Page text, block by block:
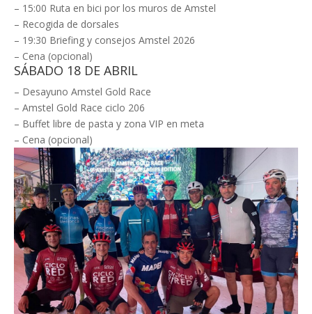
– 15:00 Ruta en bici por los muros de Amstel
– Recogida de dorsales
– 19:30 Briefing y consejos Amstel 2026
– Cena (opcional)
SÁBADO 18 DE ABRIL
– Desayuno Amstel Gold Race
– Amstel Gold Race ciclo 206
– Buffet libre de pasta y zona VIP en meta
– Cena (opcional)